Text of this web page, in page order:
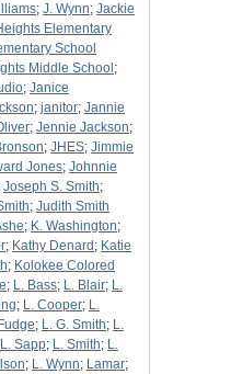
; J. Wynn; Jackie
Elementary
School
Middle School ;
; Janice
; janitor; Jannie
; Jennie Jackson;
; JHES; Jimmie
Jones; Johnnie
Joseph S. Smith;
; Judith Smith
; K. Washington;
; Kathy Denard ; Katie
; Kolokee Colored
; L. Bass; L. Blair; L.
; L. Cooper; L.
; L. G. Smith; L.
L. Sapp; L. Smith; L.
; L. Wynn; Lamar;